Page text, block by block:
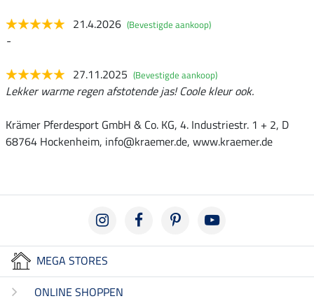
21.4.2026 (Bevestigde aankoop)
-
27.11.2025 (Bevestigde aankoop)
Lekker warme regen afstotende jas! Coole kleur ook.
Krämer Pferdesport GmbH & Co. KG, 4. Industriestr. 1 + 2, D
68764 Hockenheim, info@kraemer.de, www.kraemer.de
MEGA STORES
ONLINE SHOPPEN